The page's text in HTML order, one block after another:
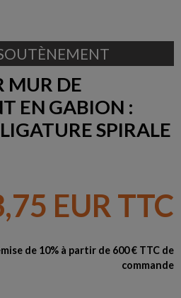
MUR DE
EN GABION :
SPIRALE
EUR TTC
de 10% à partir de 600 € TTC de
commande